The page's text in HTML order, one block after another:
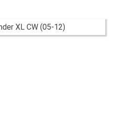
XL CW (05-12)